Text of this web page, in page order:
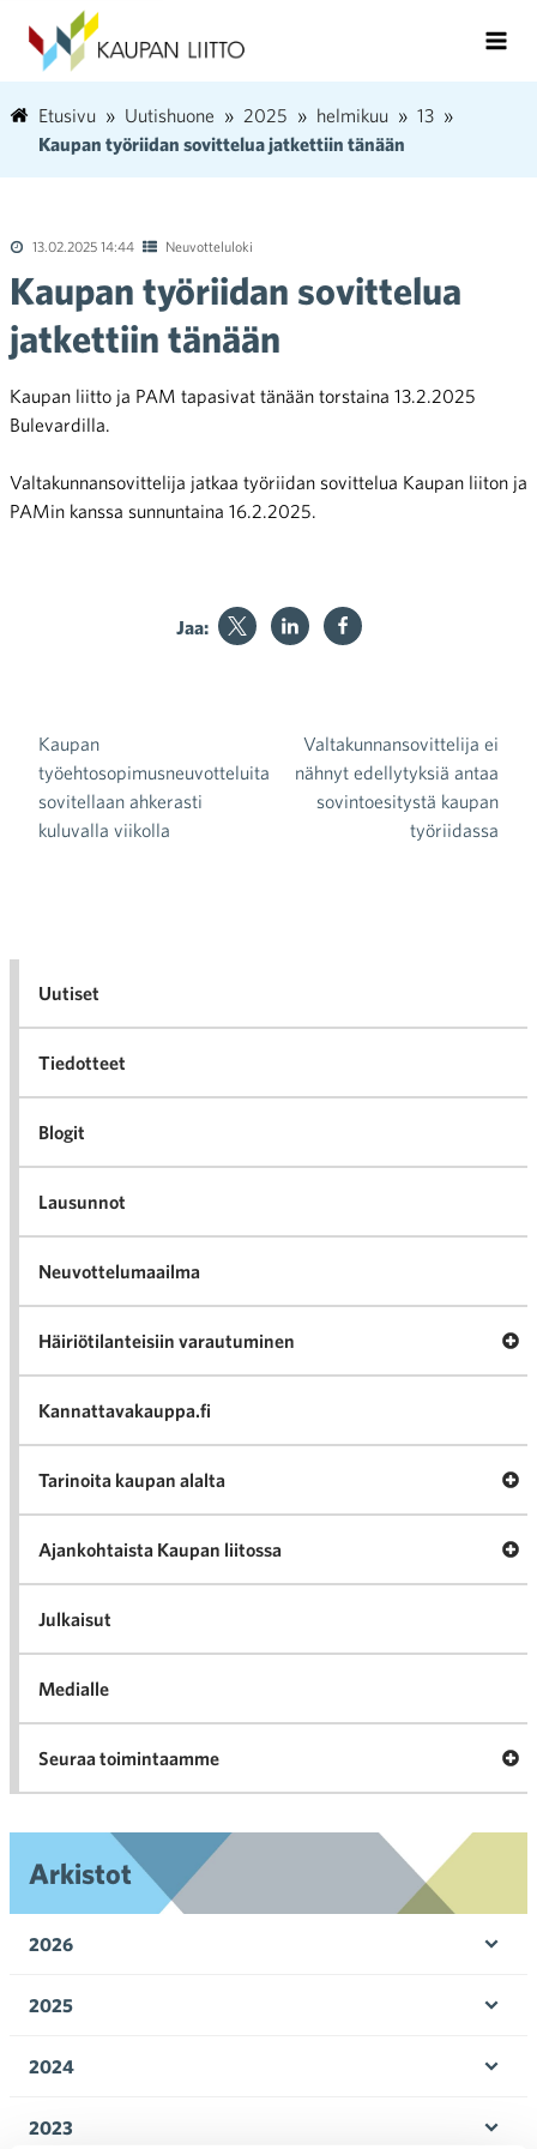
Etusivu Uutishuone 2025 helmikuu
13
Kaupan työriidan sovittelua jatkettiin tänään
13.02.2025 14:44 Neuvotteluloki
Kaupan työriidan sovittelua
jatkettiin tänään
Kaupan liitto ja PAM tapasivat tänään torstaina 13.2.2025
Bulevardilla.
Valtakunnansovittelija jatkaa työriidan sovittelua Kaupan liiton ja
PAMin kanssa sunnuntaina 16.2.2025.
Jaa:
Artikkelien selaus
Kaupan
työehtosopimusneuvotteluita
sovitellaan ahkerasti
kuluvalla viikolla
Valtakunnansovittelija ei
nähnyt edellytyksiä antaa
sovintoesitystä kaupan
työriidassa
Uutiset
Tiedotteet
Blogit
Lausunnot
Neuvottelumaailma
Häiriötilanteisiin varautuminen
Kannattavakauppa.fi
Tarinoita kaupan alalta
Ajankohtaista Kaupan liitossa
Julkaisut
Medialle
Seuraa toimintaamme
Arkistot
2026
2025
2024
2023